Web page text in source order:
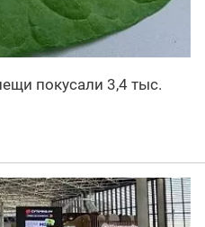
покусали 3,4 тыс.